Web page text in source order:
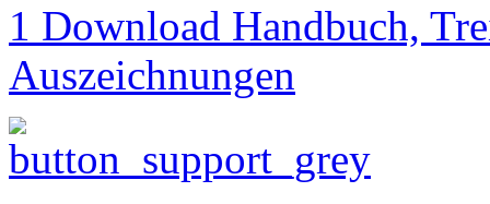
1 Download Handbuch,
Auszeichnungen